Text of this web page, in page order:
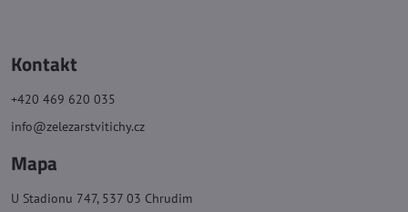
Kontakt
+420 469 620 035
info@zelezarstvitichy.cz
Mapa
U Stadionu 747, 537 03 Chrudim